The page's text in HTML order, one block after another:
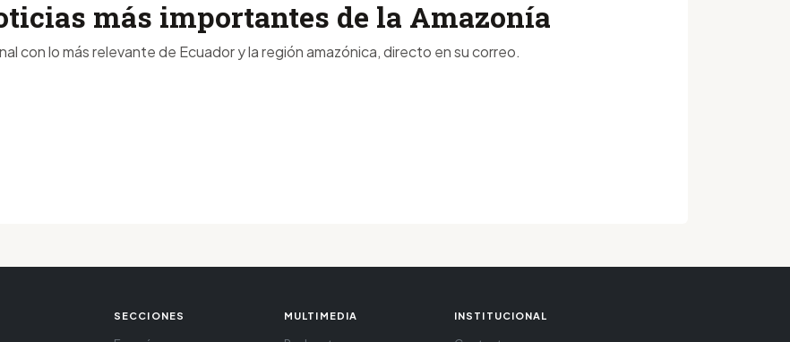
más importantes de la Amazonía
con lo más relevante de Ecuador y la región amazónica, directo en su correo.
SECCIONES MULTIMEDIA INSTITUCIONAL